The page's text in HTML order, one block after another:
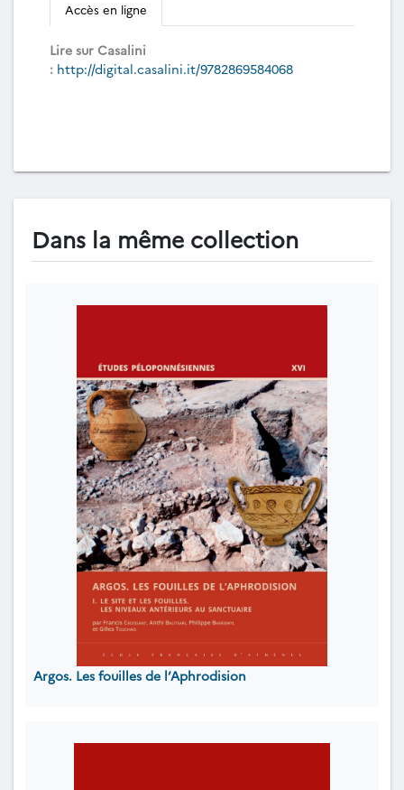
Accès en ligne
Lire sur Casalini
: http://digital.casalini.it/9782869584068
Dans la même collection
Argos. Les fouilles de l’Aphrodision